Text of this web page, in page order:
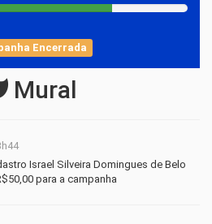
Encerrada
Mural
Israel Silveira Domingues de Belo
para a campanha